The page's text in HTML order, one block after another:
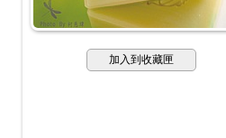
加入到收藏匣